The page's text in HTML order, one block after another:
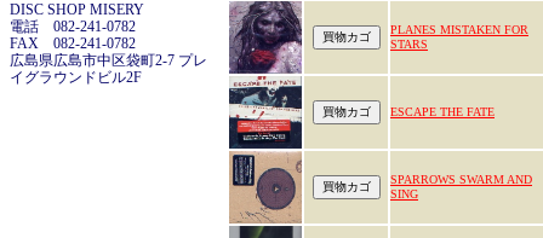
DISC SHOP MISERY
電話 082-241-0782
FAX 082-241-0782
広島県広島市中区袋町2-7 プレ
イグラウンドビル2F
PLANES MISTAKEN FOR
STARS
ESCAPE THE FATE
SPARROWS SWARM AND
SING